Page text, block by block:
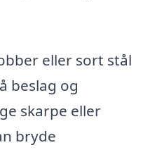
eller sort stål
beslag og
skarpe eller
bryde